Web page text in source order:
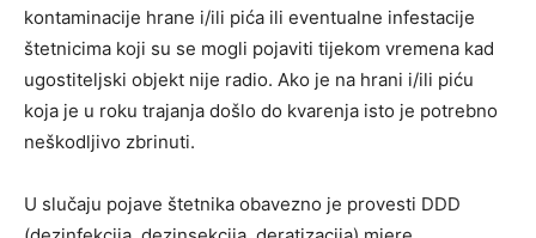
kontaminacije hrane i/ili pića ili eventualne infestacije
štetnicima koji su se mogli pojaviti tijekom vremena kad
ugostiteljski objekt nije radio. Ako je na hrani i/ili piću
koja je u roku trajanja došlo do kvarenja isto je potrebno
neškodljivo zbrinuti.
U slučaju pojave štetnika obavezno je provesti DDD